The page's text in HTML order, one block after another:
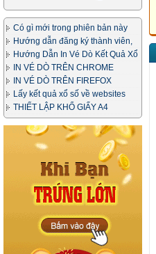
Có gì mới trong phiên bản này
Hướng dẫn đăng ký thành viên,
in vé dò
Hướng Dẫn In Vé Dò Kết Quả Xổ
SốIN VÉ DÒ TRÊN CHROME
IN VÉ DÒ TRÊN FIREFOX
Lấy kết quả xổ số về websites
của bạn
THIẾT LẬP KHỔ GIẤY A4